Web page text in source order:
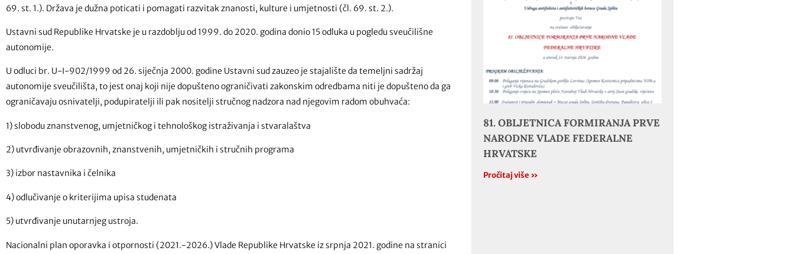
69. st. 1.). Država je dužna poticati i pomagati razvitak znanosti, kulture i umjetnosti (čl. 69. st. 2.).
Ustavni sud Republike Hrvatske je u razdoblju od 1999. do 2020. godina donio 15 odluka u pogledu sveučilišne
autonomije.
U odluci br. U-I-902/1999 od 26. siječnja 2000. godine Ustavni sud zauzeo je stajalište da temeljni sadržaj
autonomije sveučilišta, to jest onaj koji nije dopušteno ograničivati zakonskim odredbama niti je dopušteno da ga
ograničavaju osnivatelji, podupiratelji ili pak nositelji stručnog nadzora nad njegovim radom obuhvaća:
1) slobodu znanstvenog, umjetničkog i tehnološkog istraživanja i stvaralaštva
2) utvrđivanje obrazovnih, znanstvenih, umjetničkih i stručnih programa
3) izbor nastavnika i čelnika
4) odlučivanje o kriterijima upisa studenata
5) utvrđivanje unutarnjeg ustroja.
Nacionalni plan oporavka i otpornosti (2021.-2026.) Vlade Republike Hrvatske iz srpnja 2021. godine na stranici
81. OBLJETNICA FORMIRANJA PRVE
NARODNE VLADE FEDERALNE
HRVATSKE
Pročitaj više »